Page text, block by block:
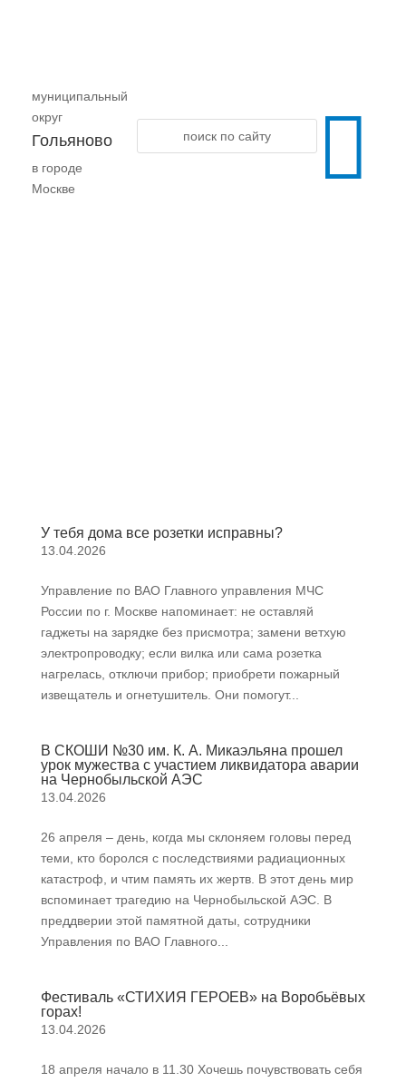
муниципальный
округ
Гольяново
в городе
Москве

У тебя дома все розетки исправны?
13.04.2026
Управление по ВАО Главного управления МЧС
России по г. Москве напоминает: не оставляй
гаджеты на зарядке без присмотра; замени ветхую
электропроводку; если вилка или сама розетка
нагрелась, отключи прибор; приобрети пожарный
извещатель и огнетушитель. Они помогут...
В СКОШИ №30 им. К. А. Микаэльяна прошел
урок мужества с участием ликвидатора аварии
на Чернобыльской АЭС
13.04.2026
26 апреля – день, когда мы склоняем головы перед
теми, кто боролся с последствиями радиационных
катастроф, и чтим память их жертв. В этот день мир
вспоминает трагедию на Чернобыльской АЭС. В
преддверии этой памятной даты, сотрудники
Управления по ВАО Главного...
Фестиваль «СТИХИЯ ГЕРОЕВ» на Воробьёвых
горах!
13.04.2026
18 апреля начало в 11.30 Хочешь почувствовать себя